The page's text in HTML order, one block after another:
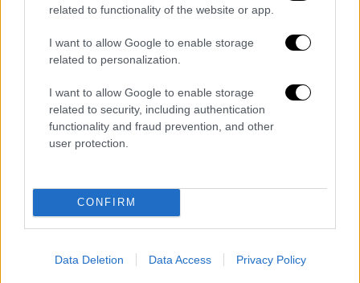
related to functionality of the website or app.
I want to allow Google to enable storage
related to personalization.
I want to allow Google to enable storage
related to security, including authentication
functionality and fraud prevention, and other
user protection.
CONFIRM
Data Deletion Data Access Privacy Policy
video
Ο Λευκός Οίκος θρηνεί για το
«ίνδαλμα που έφυγε»
θάνατός της είναι μια «πολύ μεγάλη
απώλεια», δήλωσε η εκπρόσωπος του